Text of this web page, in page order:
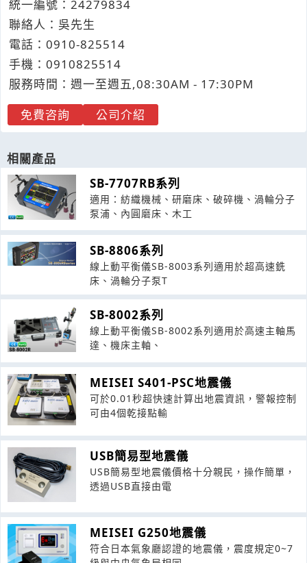
統一編號：24279834
聯絡人：吳先生
電話： 0910-825514
手機： 0910825514
服務時間：週一至週五,08:30AM - 17:30PM
免費咨詢
公司介紹
相關產品
SB-7707RB系列
適用：紡織機械、研磨床、破碎機、渦輪分子
泵浦、內圓磨床、木工
SB-8806系列
線上動平衡儀SB-8003系列適用於超高速銑
床、渦輪分子泵T
SB-8002系列
線上動平衡儀SB-8002系列適用於高速主軸馬
達、機床主軸、
MEISEI S401-PSC地震儀
可於0.01秒超快速計算出地震資訊，警報控制
可由4個乾接點輸
USB簡易型地震儀
USB簡易型地震儀價格十分親民，操作簡單，
透過USB直接由電
MEISEI G250地震儀
符合日本氣象廳認證的地震儀，震度規定0~7